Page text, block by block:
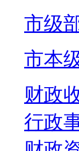
市级
市本
财政
行政